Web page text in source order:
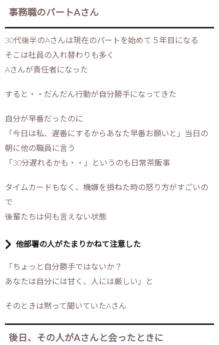
事務職のパートAさん
30代後半のAさんは現在のパートを始めて５年目になる
そこは社員の入れ替わりも多く
Aさんが責任者になった
すると・・だんだん行動が自分勝手になってきた
自分が早番だったのに
「今日は私、遅番にするからあなた早番お願いと」当日の
朝に他の職員に言う
「30分遅れるかも・・」というのも日常茶飯事
タイムカードもなく、機嫌を損ねた時の怒り方がすごいの
で
後輩たちは何も言えない状態
他部署の人がたまりかねて注意した
「ちょっと自分勝手ではないか？
あなたは自分には甘く、人には厳しい」と
そのときは黙って聞いていたAさん
後日、その人がAさんと会ったときに